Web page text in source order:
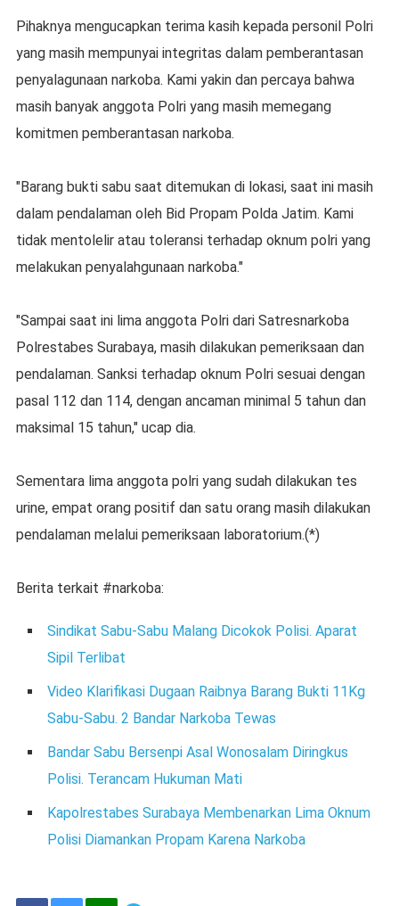
Pihaknya mengucapkan terima kasih kepada personil Polri
yang masih mempunyai integritas dalam pemberantasan
penyalagunaan narkoba. Kami yakin dan percaya bahwa
masih banyak anggota Polri yang masih memegang
komitmen pemberantasan narkoba.
"Barang bukti sabu saat ditemukan di lokasi, saat ini masih
dalam pendalaman oleh Bid Propam Polda Jatim. Kami
tidak mentolelir atau toleransi terhadap oknum polri yang
melakukan penyalahgunaan narkoba."
"Sampai saat ini lima anggota Polri dari Satresnarkoba
Polrestabes Surabaya, masih dilakukan pemeriksaan dan
pendalaman. Sanksi terhadap oknum Polri sesuai dengan
pasal 112 dan 114, dengan ancaman minimal 5 tahun dan
maksimal 15 tahun," ucap dia.
Sementara lima anggota polri yang sudah dilakukan tes
urine, empat orang positif dan satu orang masih dilakukan
pendalaman melalui pemeriksaan laboratorium.(*)
Berita terkait #narkoba:
Sindikat Sabu-Sabu Malang Dicokok Polisi. Aparat
Sipil Terlibat
Video Klarifikasi Dugaan Raibnya Barang Bukti 11Kg
Sabu-Sabu. 2 Bandar Narkoba Tewas
Bandar Sabu Bersenpi Asal Wonosalam Diringkus
Polisi. Terancam Hukuman Mati
Kapolrestabes Surabaya Membenarkan Lima Oknum
Polisi Diamankan Propam Karena Narkoba